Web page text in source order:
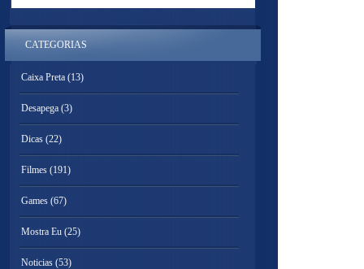
CATEGORIAS
Caixa Preta (13)
Desapega (3)
Dicas (22)
Filmes (191)
Games (67)
Mostra Eu (25)
Noticias (53)